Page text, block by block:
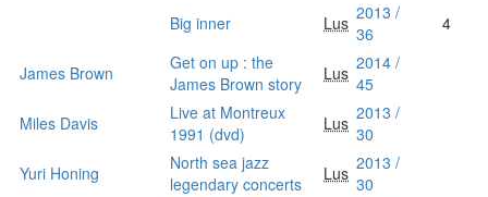
Big inner Lus 2013 /
36
4
James Brown
Get on up : the
James Brown story
Lus 2014 /
45
Miles Davis
Live at Montreux
1991 (dvd)
Lus 2013 /
30
Yuri Honing
North sea jazz
legendary concerts
Lus 2013 /
30